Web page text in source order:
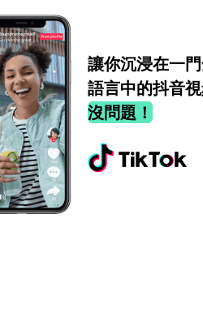
讓你沉浸在一
語言中的抖音
沒問題！